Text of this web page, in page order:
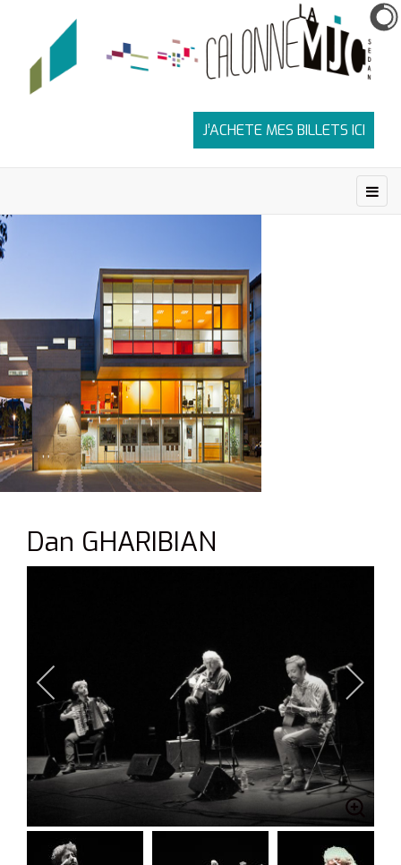
J’ACHETE MES BILLETS ICI
Dan GHARIBIAN